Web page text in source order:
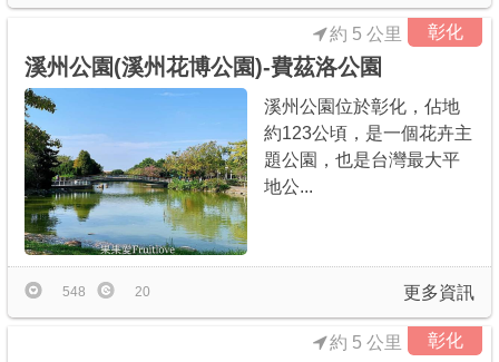
彰化
約 5 公里
溪州公園(溪州花博公園)-費茲洛公園
溪州公園位於彰化，佔地
約123公頃，是一個花卉主
題公園，也是台灣最大平
地公...
更多資訊
548 20
彰化
約 5 公里